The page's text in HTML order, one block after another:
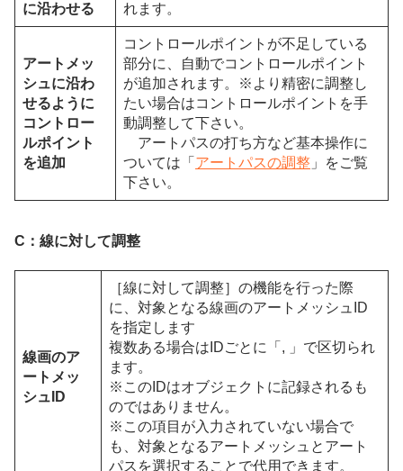
に沿わせる
れます。
アートメッ
シュに沿わ
せるように
コントロー
ルポイント
を追加
コントロールポイントが不足している
部分に、自動でコントロールポイント
が追加されます。※より精密に調整し
たい場合はコントロールポイントを手
動調整して下さい。
アートパスの打ち方など基本操作に
ついては「 アートパスの調整 」をご覧
下さい。
C：線に対して調整
線画のア
ートメッ
シュID
［線に対して調整］の機能を行った際
に、対象となる線画のアートメッシュID
を指定します
複数ある場合はIDごとに「, 」で区切られ
ます。
※このIDはオブジェクトに記録されるも
のではありません。
※この項目が入力されていない場合で
も、対象となるアートメッシュとアート
パスを選択することで代用できます。